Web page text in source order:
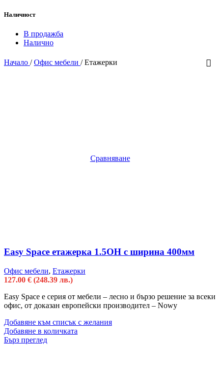
Наличност
В продажба
Налично
Начало / Офис мебели / Етажерки
Сравняване
Easy Space етажерка 1.5OH с ширина 400мм
Офис мебели, Етажерки
127.00 € (248.39 лв.)
Easy Space е серия от мебели – лесно и бързо решение за всеки
офис, от доказан европейски производител – Nowy
Добавяне към списък с желания
Добавяне в количката
Бърз преглед